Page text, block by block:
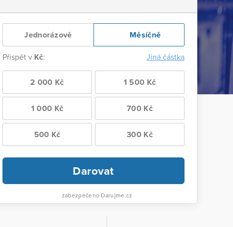
Jednorázově Měsíčně
Přispět v Kč: Jiná částka
2 000 Kč 1 500 Kč
1 000 Kč 700 Kč
500 Kč 300 Kč
Darovat
zabezpečeno Darujme.cz